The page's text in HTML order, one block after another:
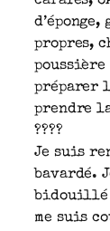
propres,
poussière
préparer
prendre
????
Je suis
bavardé.
bidouillé
me suis